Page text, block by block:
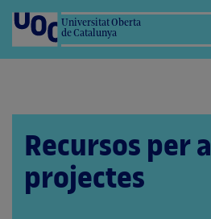
Universitat Oberta
de Catalunya
Recursos per a
projectes